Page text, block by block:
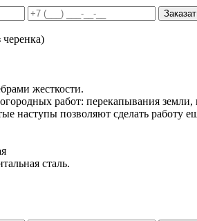
жесткости.
работ: перекапывания
наступы позволяют сделать работу
сталь.